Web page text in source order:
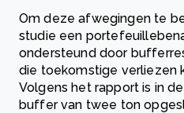
Om deze afwegingen te
studie een
ondersteund door
die toekomstige verliezen
Volgens het rapport is in
buffer van twee ton